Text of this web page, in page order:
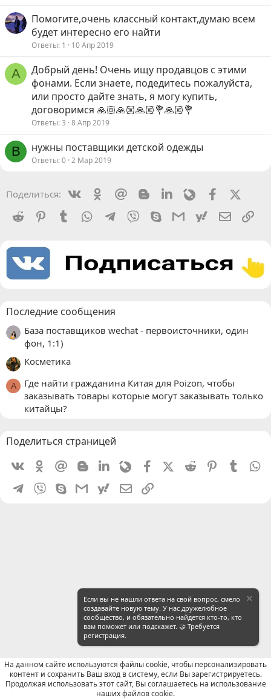
Помогите,очень классный контакт,думаю всем
будет интересно его найти
Ответы 1 10 Апр 2019
А
Добрый день! Очень ищу продавцов с этими
фонами. Если знаете, подедитесь пожалуйста,
или просто дайте знать, я могу купить,
договоримся 🙏🏼🙏🏼🙏🏼💐🙏🏼💐
Ответы 3 8 Апр 2019
B нужны поставщики детской одежды
Ответы 0 2 Мар 2019
Поделиться: VkontakteOdnoklassniki
Mail.ru BloggerLinkedinLivejournalFacebook
Reddit
PinterestTumblr WhatsAppTelegram
Viber SkypeGmailyahoomail
Последние сообщения
База поставщиков wechat - первоисточники, один
фон, 1:1)
Косметика
A
Где найти гражданина Китая для Poizon, чтобы
заказывать товары которые могут заказывать только
китайцы?
Поделиться страницей
VkontakteOdnoklassniki
Mail.ru BloggerLinkedin
LivejournalFacebookX (Twitter)
Reddit PinterestTumblr
Telegram
Viber SkypeGmailyahoomailЭлектронная почта
Если вы не нашли ответа на свой вопрос, смело
создавайте новую тему. У нас дружелюбное
сообщество, и обязательно найдется кто-то, кто
вам поможет или подскажет. 🤝 Требуется
регистрация.
На данном сайте используются файлы cookie, чтобы персонализировать
контент и сохранить Ваш вход в систему, если Вы зарегистрируетесь.
Продолжая использовать этот сайт, Вы соглашаетесь на использование
наших файлов cookie.